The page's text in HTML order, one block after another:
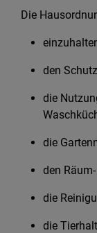
Die
den
die
die
den
die
die